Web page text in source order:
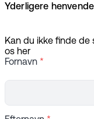
Yderligere
Kan du ikke finde de
os her
Fornavn *